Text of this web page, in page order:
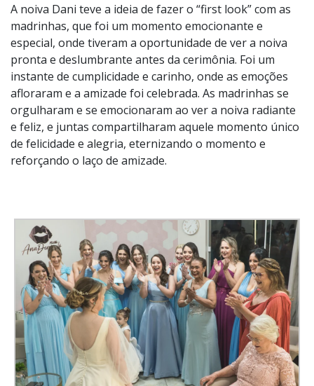
A noiva Dani teve a ideia de fazer o “first look” com as
madrinhas, que foi um momento emocionante e
especial, onde tiveram a oportunidade de ver a noiva
pronta e deslumbrante antes da cerimônia. Foi um
instante de cumplicidade e carinho, onde as emoções
afloraram e a amizade foi celebrada. As madrinhas se
orgulharam e se emocionaram ao ver a noiva radiante
e feliz, e juntas compartilharam aquele momento único
de felicidade e alegria, eternizando o momento e
reforçando o laço de amizade.